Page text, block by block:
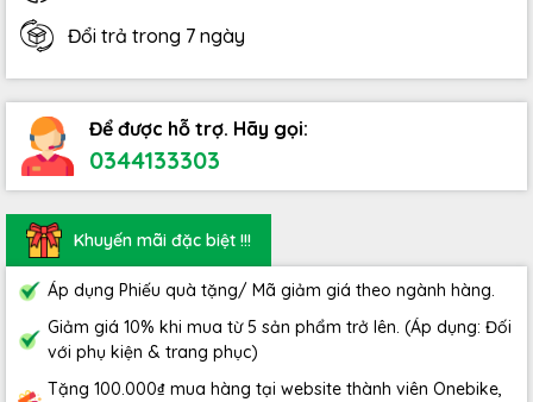
Đổi trả trong 7 ngày
Để được hỗ trợ. Hãy gọi:
0344133303
Khuyến mãi đặc biệt !!!
Áp dụng Phiếu quà tặng/ Mã giảm giá theo ngành hàng.
Giảm giá 10% khi mua từ 5 sản phẩm trở lên. (Áp dụng: Đối
với phụ kiện & trang phục)
Tặng 100.000₫ mua hàng tại website thành viên Onebike,